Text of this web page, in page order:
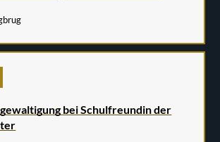
bei Schulfreundin der